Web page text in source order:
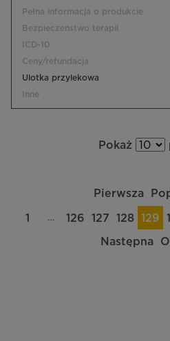
Pełna informacja o produkcie
Bezpieczeństwo terapii
ICD-10
Ceny/refundacja
Ulotka przylekowa
Inne
Pokaż
Pierwsza
1 … 126 127 128 129
Następna